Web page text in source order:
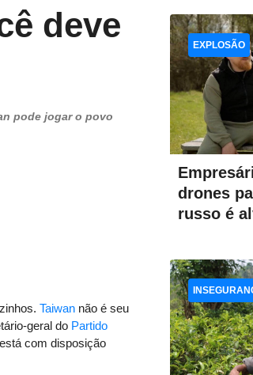
deve
pode jogar o povo
Taiwan não é seu
geral do Partido
com disposição
drones
russo é
EXPLOSÃO